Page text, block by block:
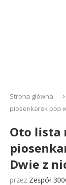
Strona główna
piosenkarek pop
Oto lista
Dwie z
przez Zespół